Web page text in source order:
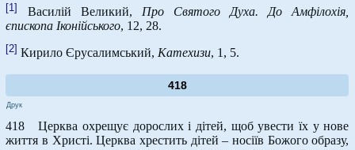
[1] Василій Великий, Про Святого Духа. До Амфілохія,
єпископа Іконійського, 12, 28.
[2] Кирило Єрусалимський, Катехизи, 1, 5.
418
Друк
418 Церква охрещує дорослих і дітей, щоб увести їх у нове
життя в Христі. Церква хрестить дітей – носіїв Божого образу,